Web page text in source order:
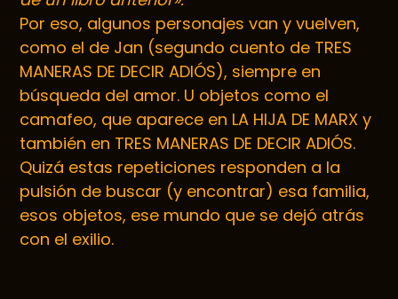
Por eso, algunos personajes van y vuelven,
como el de Jan (segundo cuento de TRES
MANERAS DE DECIR ADIÓS), siempre en
búsqueda del amor. U objetos como el
camafeo, que aparece en LA HIJA DE MARX y
también en TRES MANERAS DE DECIR ADIÓS.
Quizá estas repeticiones responden a la
pulsión de buscar (y encontrar) esa familia,
esos objetos, ese mundo que se dejó atrás
con el exilio.